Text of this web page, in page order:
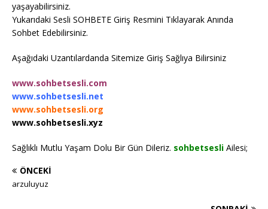
yaşayabilirsiniz.
Yukarıdaki Sesli SOHBETE Giriş Resmini Tıklayarak Anında
Sohbet Edebilirsiniz.
Aşağıdaki Uzantılardanda Sitemize Giriş Sağlıya Bilirsiniz
www.sohbetsesli.com
www.sohbetsesli.net
www.sohbetsesli.org
www.sohbetsesli.xyz
Sağlıklı Mutlu Yaşam Dolu Bir Gün Dileriz. sohbetsesli Ailesi;
ÖNCEKI
arzuluyuz